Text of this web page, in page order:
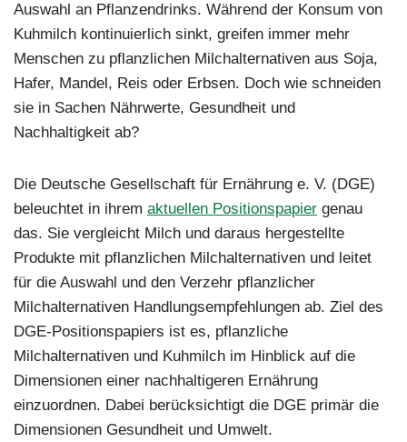
Auswahl an Pflanzendrinks. Während der Konsum von
Kuhmilch kontinuierlich sinkt, greifen immer mehr
Menschen zu pflanzlichen Milchalternativen aus Soja,
Hafer, Mandel, Reis oder Erbsen. Doch wie schneiden
sie in Sachen Nährwerte, Gesundheit und
Nachhaltigkeit ab?
Die Deutsche Gesellschaft für Ernährung e. V. (DGE)
beleuchtet in ihrem aktuellen Positionspapier genau
das. Sie vergleicht Milch und daraus hergestellte
Produkte mit pflanzlichen Milchalternativen und leitet
für die Auswahl und den Verzehr pflanzlicher
Milchalternativen Handlungsempfehlungen ab. Ziel des
DGE-Positionspapiers ist es, pflanzliche
Milchalternativen und Kuhmilch im Hinblick auf die
Dimensionen einer nachhaltigeren Ernährung
einzuordnen. Dabei berücksichtigt die DGE primär die
Dimensionen Gesundheit und Umwelt.